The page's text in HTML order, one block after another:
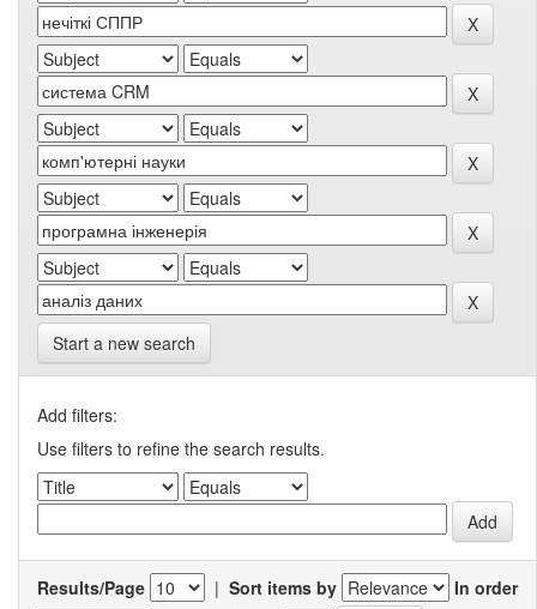
Start a new search
Add filters:
Use filters to refine the search results.
Results/Page | Sort items by
In order